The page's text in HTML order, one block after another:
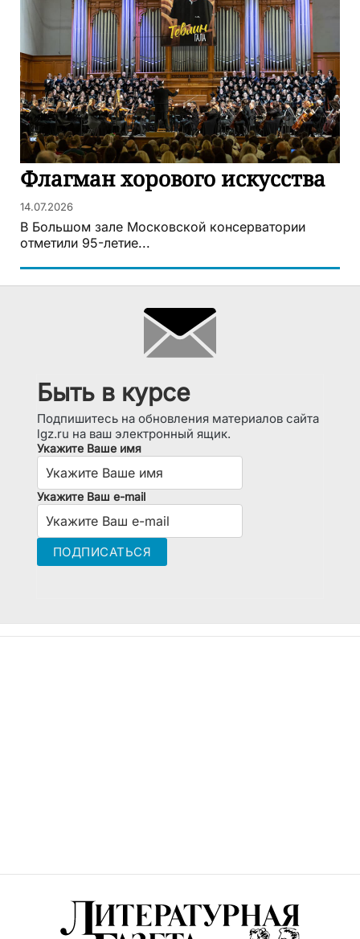
Флагман хорового искусства
14.07.2026
В Большом зале Московской консерватории
отметили 95-летие...
Быть в курсе
Подпишитесь на обновления материалов сайта
lgz.ru на ваш электронный ящик.
Укажите Ваше имя
Укажите Ваш e-mail